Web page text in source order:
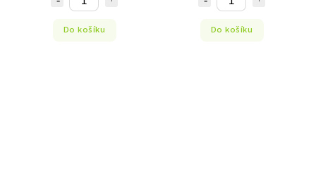
Do košíku Do košíku